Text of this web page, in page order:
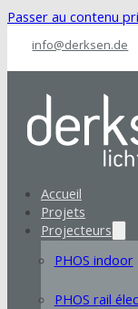
Passer au contenu
info@derksen.de
Accueil
Projets
Projecteurs
PHOS indoor
PHOS rail